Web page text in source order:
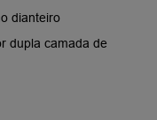
dianteiro
dupla camada de